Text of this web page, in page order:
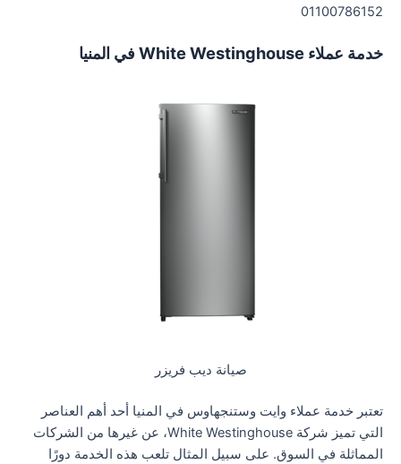
01100786152
خدمة عملاء White Westinghouse في المنيا
صيانة ديب فريزر
تعتبر خدمة عملاء وايت وستنجهاوس في المنيا أحد أهم العناصر
التي تميز شركة White Westinghouse، عن غيرها من الشركات
المماثلة في السوق. على سبيل المثال تلعب هذه الخدمة دورًا